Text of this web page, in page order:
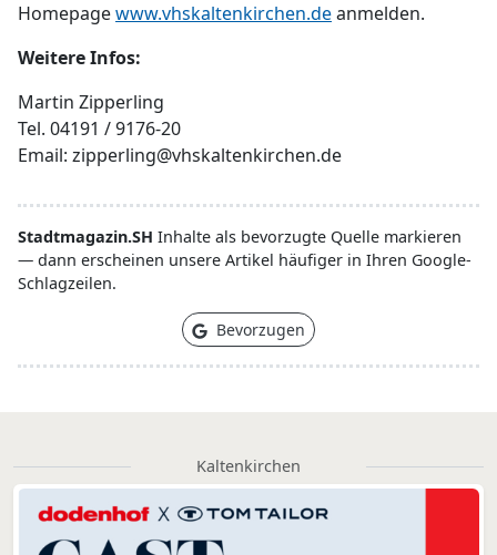
Homepagewww.vhskaltenkirchen.deanmelden.
Weitere Infos:
Martin Zipperling
Tel. 04191 / 9176-20
Email: zipperling@vhskaltenkirchen.de
Stadtmagazin.SH Inhalte als bevorzugte Quelle markieren
— dann erscheinen unsere Artikel häufiger in Ihren Google-
Schlagzeilen.
Bevorzugen
Kaltenkirchen